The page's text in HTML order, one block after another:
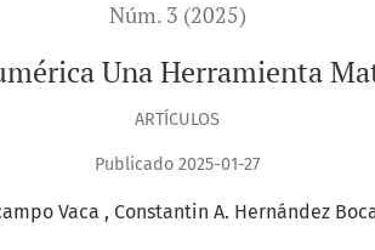
Núm. 3 (2025)
Una Herramienta
ARTÍCULOS
Publicado 2025-01-27
Vaca Constantin A. Hernández